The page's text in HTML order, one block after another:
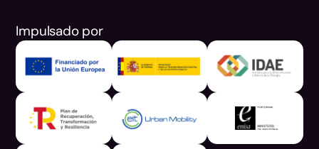
Impulsado por